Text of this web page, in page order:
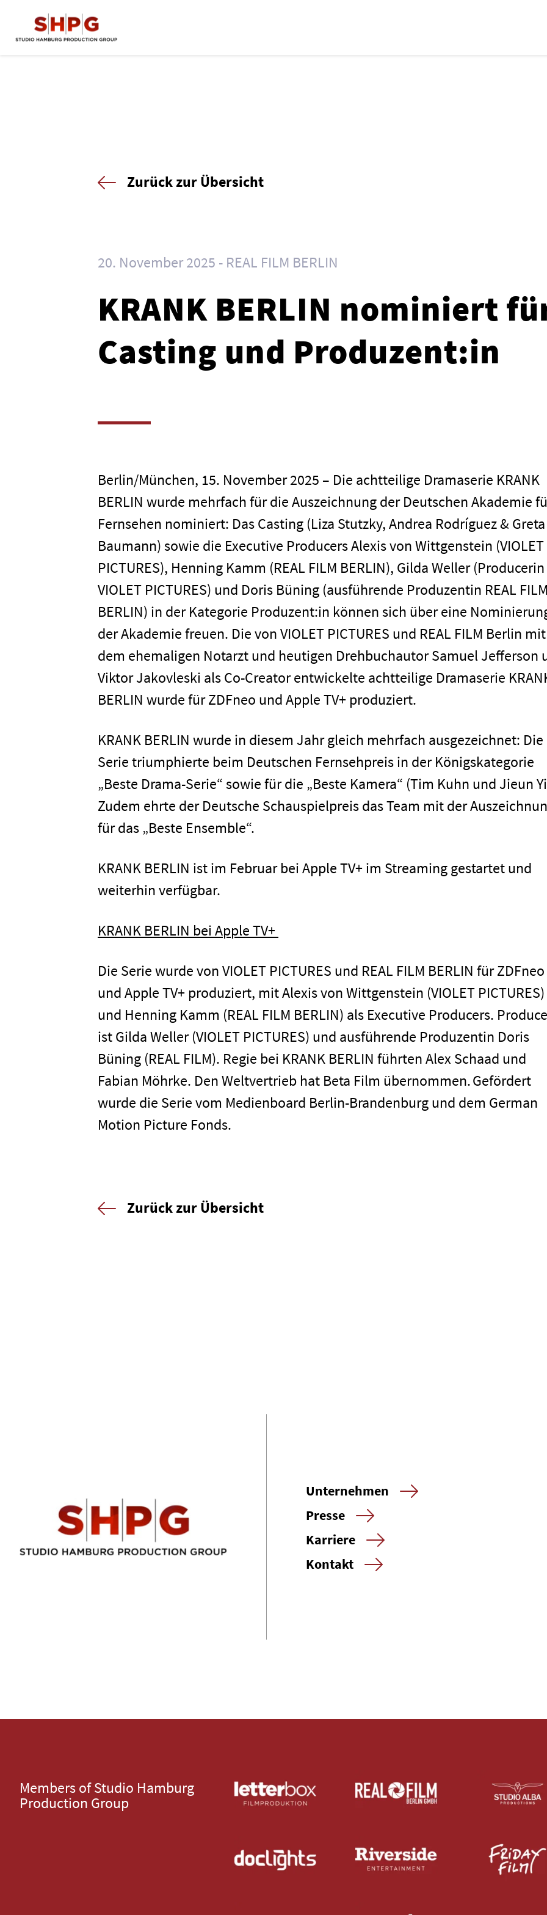
Zurück zur Übersicht
20. November 2025 REAL FILM BERLIN
KRANK BERLIN nominiert
Casting und Produzent:in
Berlin/München, 15. November 2025 – Die achtteilige Dramaserie KRANK
BERLIN wurde mehrfach für die Auszeichnung der Deutschen Akademie
Fernsehen nominiert: Das Casting (Liza Stutzky, Andrea Rodríguez & Greta
Baumann) sowie die Executive Producers Alexis von Wittgenstein (VIOLET
PICTURES), Henning Kamm (REAL FILM BERLIN), Gilda Weller (Producerin
VIOLET PICTURES) und Doris Büning (ausführende Produzentin REAL
BERLIN) in der Kategorie Produzent:in können sich über eine
der Akademie freuen. Die von VIOLET PICTURES und REAL FILM Berlin mit
dem ehemaligen Notarzt und heutigen Drehbuchautor Samuel Jefferson
Viktor Jakovleski als Co-Creator entwickelte achtteilige Dramaserie
BERLIN wurde für ZDFneo und Apple TV+ produziert.
KRANK BERLIN wurde in diesem Jahr gleich mehrfach ausgezeichnet: Die
Serie triumphierte beim Deutschen Fernsehpreis in der Königskategorie
„Beste Drama-Serie“ sowie für die „Beste Kamera“ (Tim Kuhn und Jieun
Zudem ehrte der Deutsche Schauspielpreis das Team mit der
für das „Beste Ensemble“.
KRANK BERLIN ist im Februar bei Apple TV+ im Streaming gestartet und
weiterhin verfügbar.
KRANK BERLIN bei Apple TV+
Die Serie wurde von VIOLET PICTURES und REAL FILM BERLIN für ZDFneo
und Apple TV+ produziert, mit Alexis von Wittgenstein (VIOLET PICTURES)
und Henning Kamm (REAL FILM BERLIN) als Executive Producers.
ist Gilda Weller (VIOLET PICTURES) und ausführende Produzentin Doris
Büning (REAL FILM). Regie bei KRANK BERLIN führten Alex Schaad und
Fabian Möhrke. Den Weltvertrieb hat Beta Film übernommen. Gefördert
wurde die Serie vom Medienboard Berlin-Brandenburg und dem German
Motion Picture Fonds.
Zurück zur Übersicht
Unternehmen
Presse
Karriere
Kontakt
Members of Studio Hamburg
Production Group
Home
Unternehmen
Presse
Karriere
Kontakt
Newsletter Datenschutz